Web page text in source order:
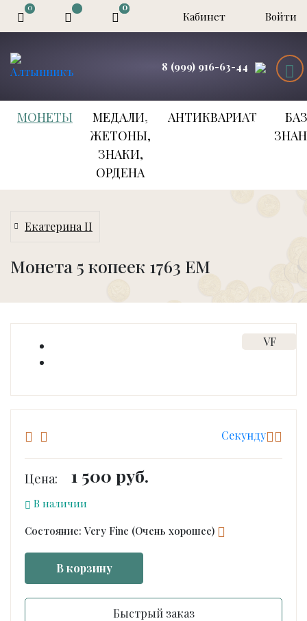
0 0
0
Кабинет Войти
8 (999) 916-63-44
МОНЕТЫ
МЕДАЛИ,
ЖЕТОНЫ,
ЗНАКИ,
ОРДЕНА
АНТИКВАРИАТ
Екатерина II
Монета 5 копеек 1763 ЕМ
VF
Cекунду
Цена: 1 500 руб.
В наличии
Состояние: Very Fine (Очень хорошее)
В корзину
Быстрый заказ